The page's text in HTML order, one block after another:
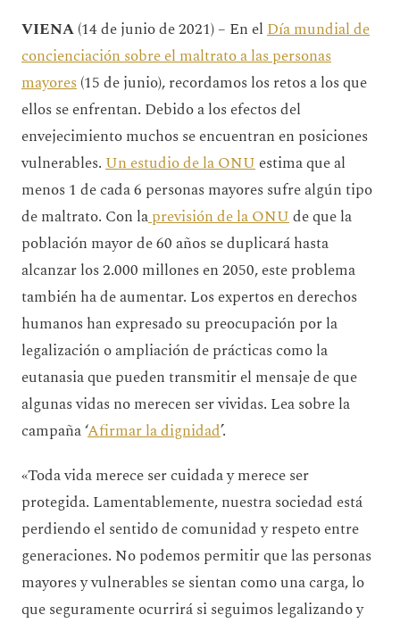
VIENA(14 de junio de 2021) – En elDía mundial de
concienciación sobre el maltrato a las personas
mayores(15 de junio), recordamos los retos a los que
ellos se enfrentan. Debido a los efectos del
envejecimiento muchos se encuentran en posiciones
vulnerables.Un estudio de la ONUestima que al
menos 1 de cada 6 personas mayores sufre algún tipo
de maltrato. Con laprevisión de la ONUde que la
población mayor de 60 años se duplicará hasta
alcanzar los 2.000 millones en 2050, este problema
también ha de aumentar. Los expertos en derechos
humanos han expresado su preocupación por la
legalización o ampliación de prácticas como la
eutanasia que pueden transmitir el mensaje de que
algunas vidas no merecen ser vividas. Lea sobre la
campaña ‘Afirmar la dignidad’.
«Toda vida merece ser cuidada y merece ser
protegida. Lamentablemente, nuestra sociedad está
perdiendo el sentido de comunidad y respeto entre
generaciones. No podemos permitir que las personas
mayores y vulnerables se sientan como una carga, lo
que seguramente ocurrirá si seguimos legalizando y